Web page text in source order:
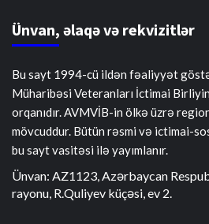
Ünvan, əlaqə və rekvizitlər
Bu sayt 1994-cü ildən fəaliyyət
Müharibəsi Veteranları İctimai
orqanıdır. AVMVİB-in ölkə üzrə
mövcuddur. Bütün rəsmi və ictimai-
bu sayt vasitəsi ilə yayımlanır.
Ünvan: AZ1123, Azərbaycan
rayonu, R.Quliyev küçəsi, ev 2.